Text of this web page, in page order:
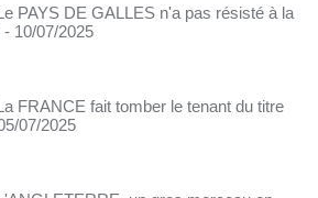
PAYS DE GALLES n'a pas résisté à la
- 10/07/2025
FRANCE fait tomber le tenant du titre
07/2025